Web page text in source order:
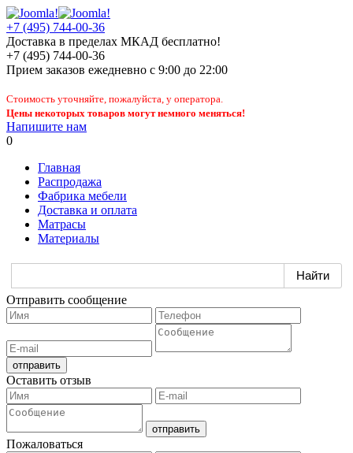
+7 (495) 744-00-36
Доставка в пределах МКАД бесплатно!
+7 (495) 744-00-36
Прием заказов ежедневно с 9:00 до 22:00
Стоимость уточняйте, пожалуйста, у оператора.
Цены некоторых товаров могут немного меняться!
Напишите нам
0
Главная
Распродажа
Фабрика мебели
Доставка и оплата
Матрасы
Материалы
Отправить сообщение
Оставить отзыв
Пожаловаться